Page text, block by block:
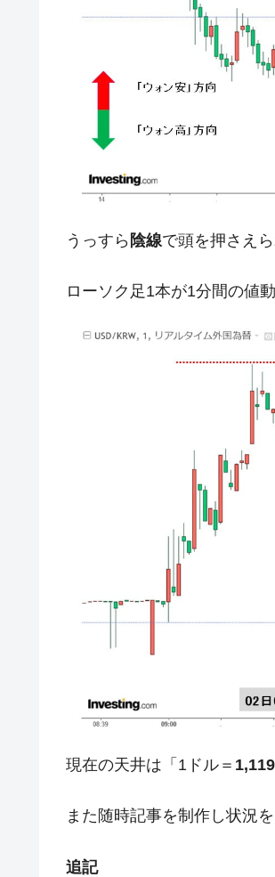
在韓米国大使ス
ドを掲げる「在韓反米勢力」
韓国政府「2035
JPモルガン「韓
『Money1』 韓国『国民年金公
韓国政府「ニセ
『Money1』 韓国「橋が落ち
する差別。許してはおかぬ
韓国半導体『SK
【速報】韓国株
IT産業は人を雇
韓国「株式市場
韓国「2026年1Q
韓国化学企業最
Fact1 日本の誇る海洋資源調
Fact1 奇跡の毛色「白毛馬」
Fact1 全て勝つといくら？ 競
Fact1 平成仮面ライダーの意外
Fact1 日本人マスターズ挑戦
Fact1
うっすら 陰線で頭を押さえ
ローソク足1本が1分間の値
現在の天井は「1ドル＝
また随時記事を制作し状況
追記